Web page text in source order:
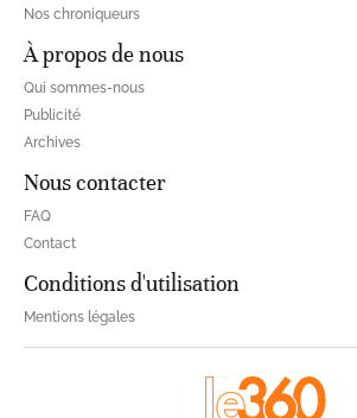
Nos chroniqueurs
À propos de nous
Qui sommes-nous
Publicité
Archives
Nous contacter
FAQ
Contact
Conditions d'utilisation
Mentions légales